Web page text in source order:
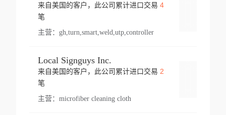
来自美国的客户，此公司累计进口交易 4
笔
主营： gh,turn,smart,weld,utp,controller
Local Signguys Inc.
来自美国的客户，此公司累计进口交易 2
笔
主营： microfiber cleaning cloth